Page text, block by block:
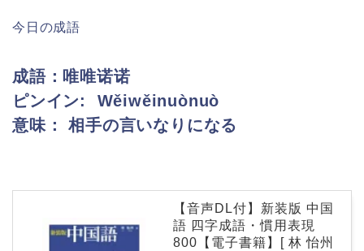
今日の成語
成語：唯唯诺诺
ピンイン: Wěiwěinuònuò
意味： 相手の言いなりになる
【音声DL付】新装版 中国
語 四字成語・慣用表現
800【電子書籍】[ 林 怡州